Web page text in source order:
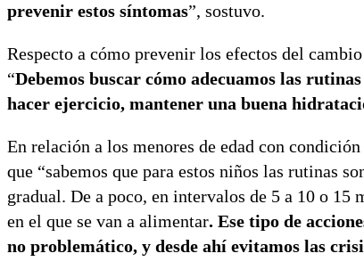
prevenir estos síntomas”, sostuvo.
Respecto a cómo prevenir los efectos del
“Debemos buscar cómo adecuamos las
hacer ejercicio, mantener una buena
En relación a los menores de edad con
que “sabemos que para estos niños las rutinas
gradual. De a poco, en intervalos de 5 a 10 o
en el que se van a alimentar. Ese tipo de
no problemático, y desde ahí evitamos las